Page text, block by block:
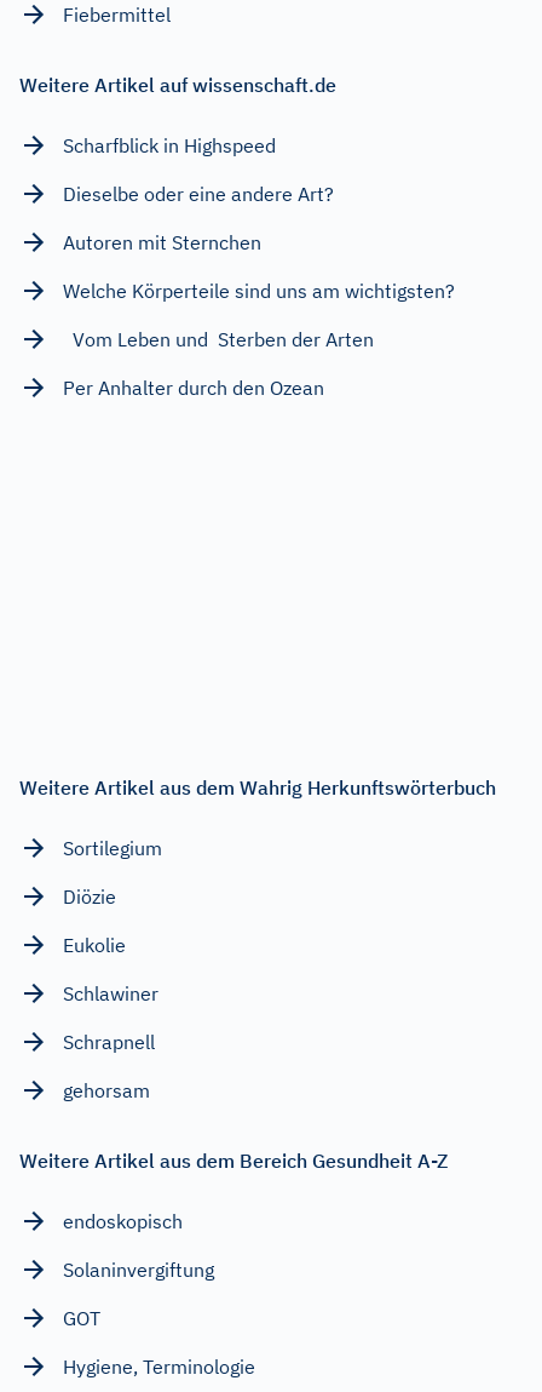
Fiebermittel
Weitere Artikel auf wissenschaft.de
Scharfblick in Highspeed
Dieselbe oder eine andere Art?
Autoren mit Sternchen
Welche Körperteile sind uns am wichtigsten?
Vom Leben und Sterben der Arten
Per Anhalter durch den Ozean
Weitere Artikel aus dem Wahrig Herkunftswörterbuch
Sortilegium
Diözie
Eukolie
Schlawiner
Schrapnell
gehorsam
Weitere Artikel aus dem Bereich Gesundheit A-Z
endoskopisch
Solaninvergiftung
GOT
Hygiene, Terminologie